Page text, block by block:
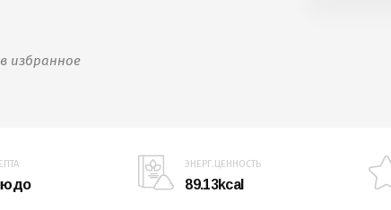
избранное
ЭНЕРГ.ЦЕННОСТЬ
89.13kcal